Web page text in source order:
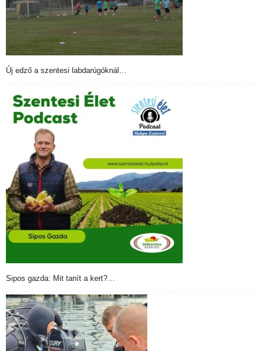
Új edző a szentesi labdarúgóknál…
Sipos gazda: Mit tanít a kert?…